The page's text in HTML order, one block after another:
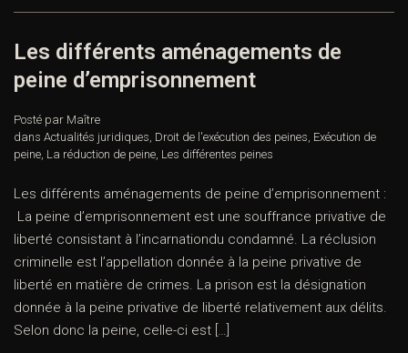
Les différents aménagements de
peine d’emprisonnement
Posté par Maître
dans Actualités juridiques, Droit de l'exécution des peines, Exécution de
peine, La réduction de peine, Les différentes peines
Les différents aménagements de peine d’emprisonnement :
La peine d’emprisonnement est une souffrance privative de
liberté consistant à l’incarnationdu condamné. La réclusion
criminelle est l’appellation donnée à la peine privative de
liberté en matière de crimes. La prison est la désignation
donnée à la peine privative de liberté relativement aux délits.
Selon donc la peine, celle-ci est […]